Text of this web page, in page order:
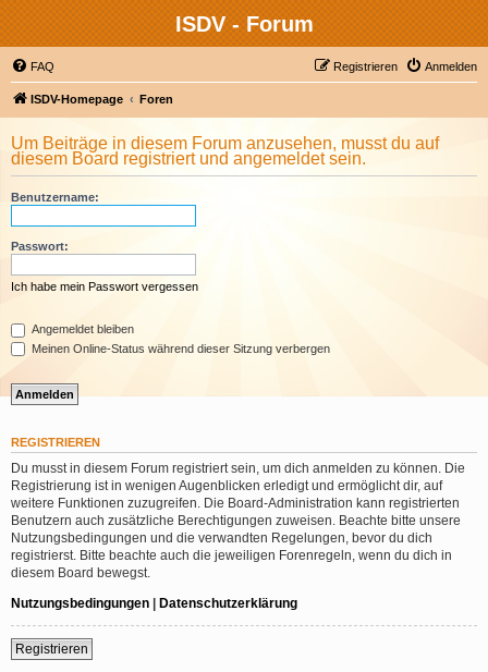
ISDV - Forum
FAQ Anmelden
Registrieren
ISDV-Homepage Foren
Um Beiträge in diesem Forum anzusehen, musst du auf
diesem Board registriert und angemeldet sein.
Benutzername:
Passwort:
Ich habe mein Passwort vergessen
Angemeldet bleiben
Meinen Online-Status während dieser Sitzung verbergen
REGISTRIEREN
Du musst in diesem Forum registriert sein, um dich anmelden zu können. Die
Registrierung ist in wenigen Augenblicken erledigt und ermöglicht dir, auf
weitere Funktionen zuzugreifen. Die Board-Administration kann registrierten
Benutzern auch zusätzliche Berechtigungen zuweisen. Beachte bitte unsere
Nutzungsbedingungen und die verwandten Regelungen, bevor du dich
registrierst. Bitte beachte auch die jeweiligen Forenregeln, wenn du dich in
diesem Board bewegst.
Nutzungsbedingungen | Datenschutzerklärung
Registrieren